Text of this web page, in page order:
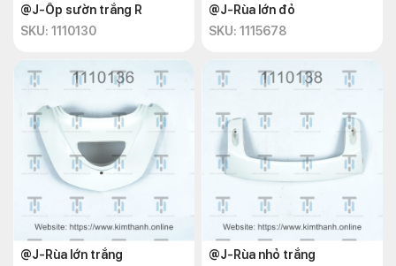
@J-Ốp sườn trắng R
SKU: 1110130
@J-Rùa lớn đỏ
SKU: 1115678
@J-Rùa lớn trắng
@J-Rùa nhỏ trắng